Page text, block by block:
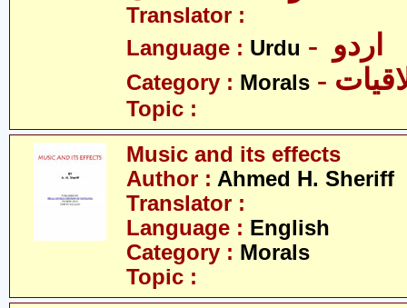
Translator :
Language : Urdu
Category : Morals
Topic :
Music and its effects
Author : Ahmed H. Sheriff
Translator :
Language : English
Category : Morals
Topic :